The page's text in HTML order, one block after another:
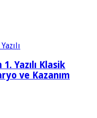
Yazılı Klasik
ve Kazanım